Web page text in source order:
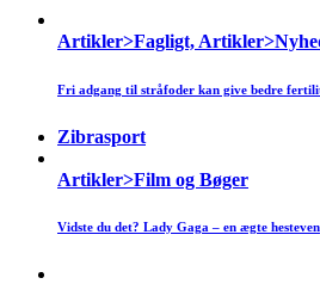
Artikler>Fagligt,
Fri adgang til stråfoder kan give bedre
Zibrasport
Artikler>Film og Bøger
Vidste du det? Lady Gaga – en ægte hesteven